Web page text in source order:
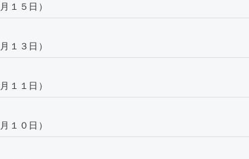
イベント情報
１５日）
１３日）
１１日）
１０日）